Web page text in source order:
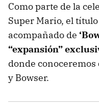
Como parte de la
Super Mario, el
acompañado de
“expansión”
donde
y Bowser.